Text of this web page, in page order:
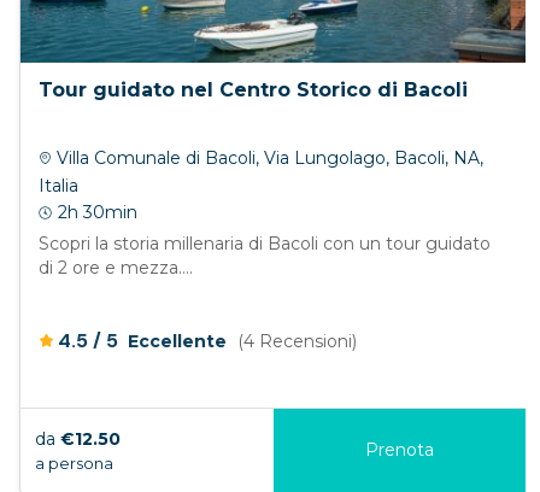
Tour guidato nel Centro Storico di Bacoli
Villa Comunale di Bacoli, Via Lungolago, Bacoli, NA,
Italia
2h 30min
Scopri la storia millenaria di Bacoli con un tour guidato
di 2 ore e mezza....
4.5 / 5 Eccellente (4 Recensioni)
da €12.50
a persona
Prenota